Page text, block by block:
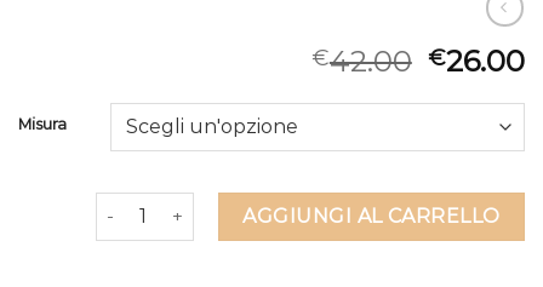
€42.00 €26.00
Misura
palm angels pantaloni quantitàAGGIUNGI AL CARRELLO